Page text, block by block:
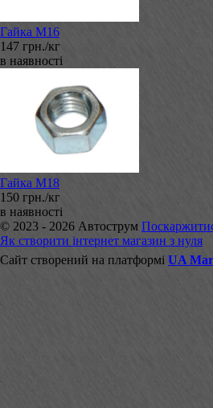
Гайка М16
147 грн./кг
в наявності
Гайка М18
150 грн./кг
в наявності
© 2023 - 2026 Автострум
Як створити інтернет магазин з нуля
Сайт створений на платформі UA